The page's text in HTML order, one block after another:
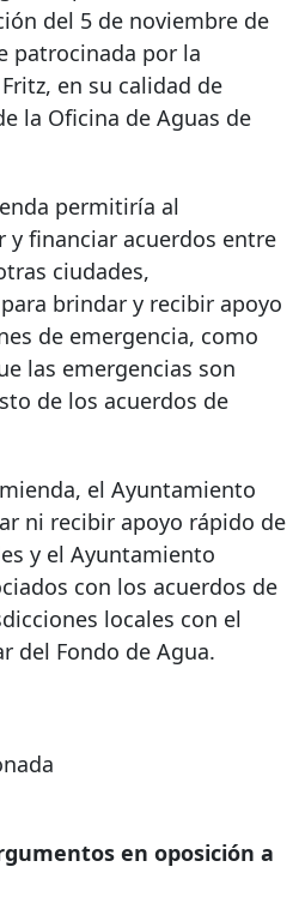
del 5 de noviembre de
patrocinada por la
en su calidad de
la Oficina de Aguas de
permitiría al
financiar acuerdos entre
ciudades,
brindar y recibir apoyo
de emergencia, como
las emergencias son
de los acuerdos de
el Ayuntamiento
ni recibir apoyo rápido de
y el Ayuntamiento
con los acuerdos de
locales con el
del Fondo de Agua.
en oposición a